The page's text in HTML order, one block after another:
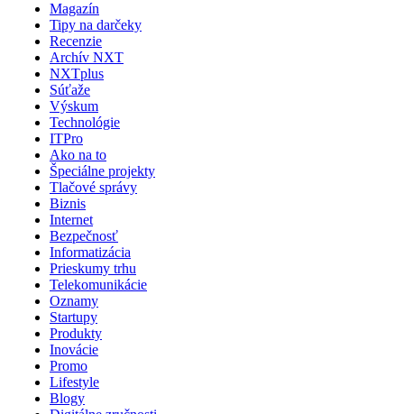
Magazín
Tipy na darčeky
Recenzie
Archív NXT
NXTplus
Súťaže
Výskum
Technológie
ITPro
Ako na to
Špeciálne projekty
Tlačové správy
Biznis
Internet
Bezpečnosť
Informatizácia
Prieskumy trhu
Telekomunikácie
Oznamy
Startupy
Produkty
Inovácie
Promo
Lifestyle
Blogy